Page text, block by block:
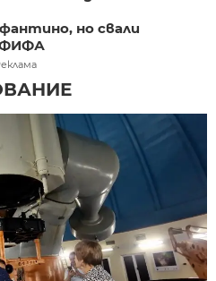
но свали
ФИФА